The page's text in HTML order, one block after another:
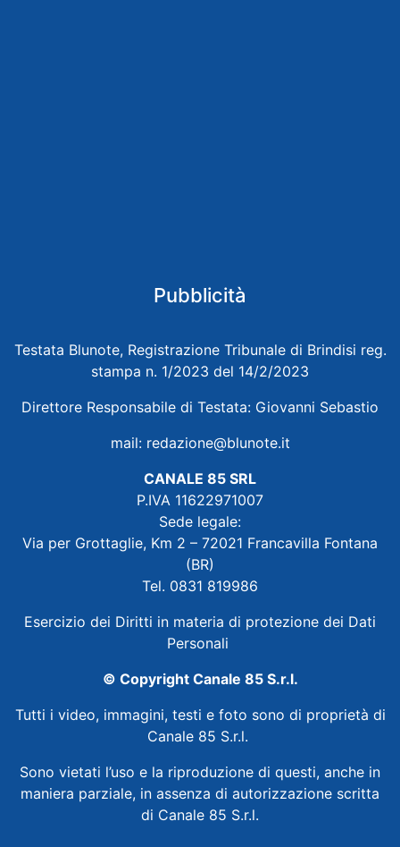
Pubblicità
Testata Blunote, Registrazione Tribunale di Brindisi reg.
stampa n. 1/2023 del 14/2/2023
Direttore Responsabile di Testata: Giovanni Sebastio
mail: redazione@blunote.it
CANALE 85 SRL
P.IVA 11622971007
Sede legale:
Via per Grottaglie, Km 2 – 72021 Francavilla Fontana
(BR)
Tel. 0831 819986
Esercizio dei Diritti in materia di protezione dei Dati
Personali
© Copyright Canale 85 S.r.l.
Tutti i video, immagini, testi e foto sono di proprietà di
Canale 85 S.r.l.
Sono vietati l’uso e la riproduzione di questi, anche in
maniera parziale, in assenza di autorizzazione scritta
di Canale 85 S.r.l.